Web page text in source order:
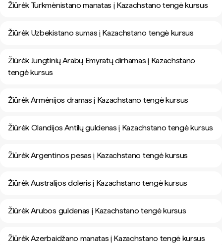
Žiūrėk Turkmėnistano manatas į Kazachstano tengė kursus
Žiūrėk Uzbekistano sumas į Kazachstano tengė kursus
Žiūrėk Jungtinių Arabų Emyratų dirhamas į Kazachstano
tengė kursus
Žiūrėk Armėnijos dramas į Kazachstano tengė kursus
Žiūrėk Olandijos Antilų guldenas į Kazachstano tengė kursus
Žiūrėk Argentinos pesas į Kazachstano tengė kursus
Žiūrėk Australijos doleris į Kazachstano tengė kursus
Žiūrėk Arubos guldenas į Kazachstano tengė kursus
Žiūrėk Azerbaidžano manatas į Kazachstano tengė kursus